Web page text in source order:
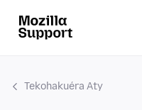
Tekohakuéra Aty